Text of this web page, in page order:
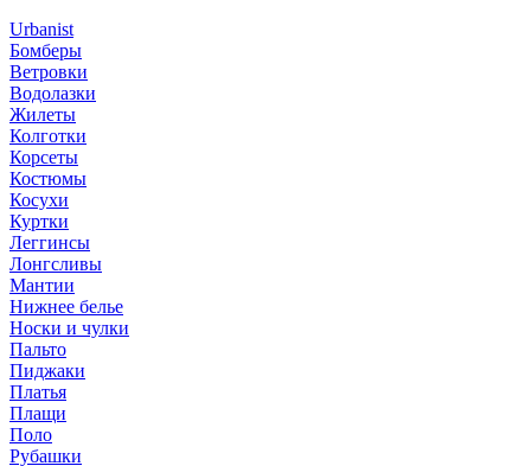
Urbanist
Бомберы
Ветровки
Водолазки
Жилеты
Колготки
Корсеты
Костюмы
Косухи
Куртки
Леггинсы
Лонгсливы
Мантии
Нижнее белье
Носки и чулки
Пальто
Пиджаки
Платья
Плащи
Поло
Рубашки